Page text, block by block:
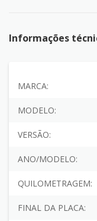
Informações
MARCA:
MODELO:
VERSÃO:
ANO/MODELO:
QUILOMETRAGEM:
FINAL DA PLACA: